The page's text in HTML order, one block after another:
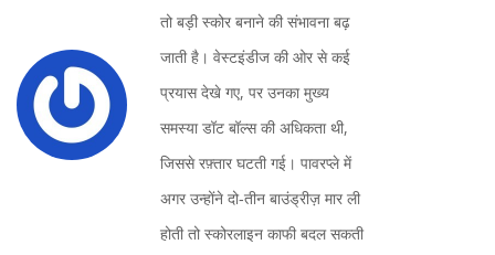
तो बड़ी स्कोर बनाने की संभावना बढ़
जाती है। वेस्टइंडीज की ओर से कई
प्रयास देखे गए, पर उनका मुख्य
समस्या डॉट बॉल्स की अधिकता थी,
जिससे रफ़्तार घटती गई। पावरप्ले में
अगर उन्होंने दो‑तीन बाउंड्रीज़ मार ली
होती तो स्कोरलाइन काफी बदल सकती